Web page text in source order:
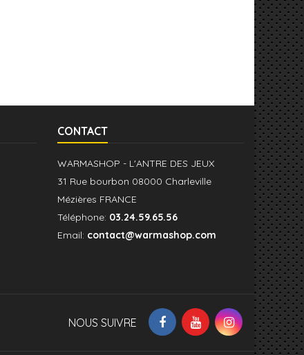
CONTACT
WARMASHOP - L'ANTRE DES JEUX
31 Rue bourbon 08000 Charleville
Mézières FRANCE
Téléphone: 03.24.59.65.56
Email: contact@warmashop.com
NOUS SUIVRE